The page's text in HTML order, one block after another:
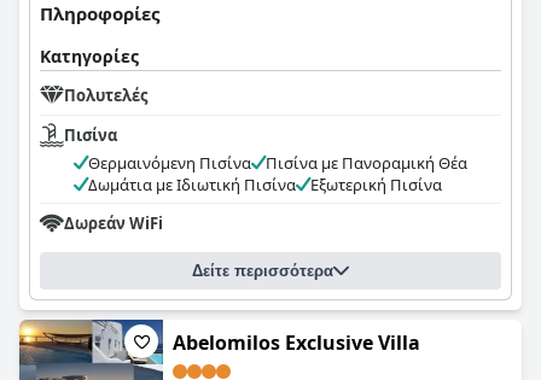
Πληροφορίες
Κατηγορίες
Πολυτελές
Πισίνα
Θερμαινόμενη Πισίνα
Πισίνα με Πανοραμική Θέα
Δωμάτια με Ιδιωτική Πισίνα
Εξωτερική Πισίνα
Δωρεάν WiFi
Δείτε περισσότερα
Abelomilos Exclusive Villa